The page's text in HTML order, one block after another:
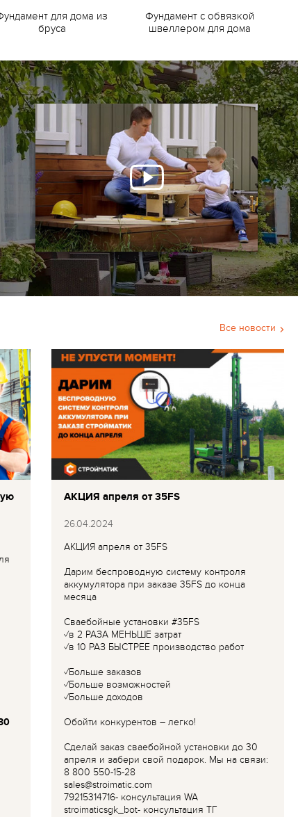
для дома из
бруса
Фундамент с обвязкой
швеллером для дома
Все новости
АКЦИЯ апреля от 35FS
26.04.2024
АКЦИЯ апреля от 35FS
Дарим беспроводную систему контроля
аккумулятора при заказе 35FS до конца
месяца
Сваебойные установки #35FS
✓в 2 РАЗА МЕНЬШЕ затрат
✓в 10 РАЗ БЫСТРЕЕ производство работ
✓Больше заказов
✓Больше возможностей
✓Больше доходов
Обойти конкурентов – легко!
Сделай заказ сваебойной установки до 30
апреля и забери свой подарок. Мы на связи:
8 800 550-15-28
sales@stroimatic.com
79215314716- консультация WA
stroimaticsgk_bot- консультация ТГ